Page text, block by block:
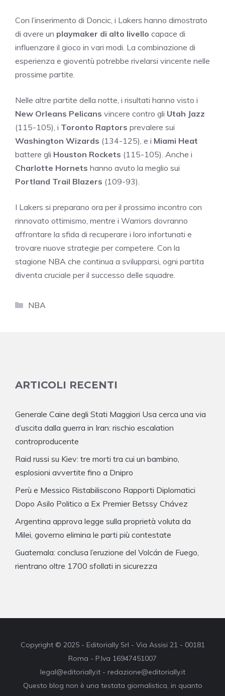
Con l’inserimento di Doncic, i Lakers hanno dimostrato
di avere un playmaker di alto livello capace di
influenzare il gioco in vari modi. La combinazione di
esperienza e gioventù potrebbe rivelarsi vincente nelle
prossime partite.
Nelle altre partite della notte, i risultati hanno visto i
New Orleans Pelicans vincere contro gli Utah Jazz
(115-105), i Toronto Raptors prevalere sui
Washington Wizards (134-125), e i Miami Heat
battere gli Houston Rockets (115-105). Anche i
Charlotte Hornets hanno avuto la meglio sui
Portland Trail Blazers (109-93).
I Lakers si preparano ora per il prossimo incontro con
rinnovato ottimismo, mentre i Warriors dovranno
affrontare la sfida di recuperare i loro infortunati e
trovare nuove strategie per competere. Con la
stagione NBA che continua a svilupparsi, ogni partita
diventa cruciale per il successo delle squadre.
Categorie
NBA
ARTICOLI RECENTI
Generale Caine degli Stati Maggiori Usa cerca una via
d’uscita dalla guerra in Iran: rischio escalation
controproducente
Raid russi su Kiev: tre morti tra cui un bambino,
esplosioni avvertite fino a Dnipro
Perù e Messico Ristabiliscono Rapporti Diplomatici
Dopo Asilo Politico a Ex Premier Betssy Chávez
Argentina approva legge sulla proprietà voluta da
Milei, governo elimina le parti più contestate
Guatemala: conclusa l’eruzione del Volcán de Fuego,
rientrano oltre 1700 sfollati in sicurezza
Copyright © 2025 - Editorially Srl - Via Assisi 21 - 00181
Roma - P.Iva 16947451007
legal@editorially.it - redazione@editorially.it
Questo blog non è una testata giornalistica, in quanto